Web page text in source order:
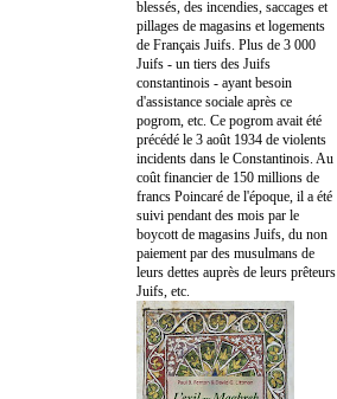
blessés, des incendies, saccages et
pillages de magasins et logements
de Français Juifs. Plus de 3 000
Juifs - un tiers des Juifs
constantinois - ayant besoin
d'assistance sociale après ce
pogrom, etc. Ce pogrom avait été
précédé le 3 août 1934 de violents
incidents dans le Constantinois. Au
coût financier de 150 millions de
francs Poincaré de l'époque, il a été
suivi pendant des mois par le
boycott de magasins Juifs, du non
paiement par des musulmans de
leurs dettes auprès de leurs prêteurs
Juifs, etc.